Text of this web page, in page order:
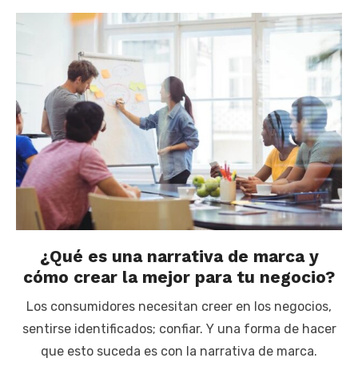
¿Qué es una narrativa de marca y
cómo crear la mejor para tu negocio?
Los consumidores necesitan creer en los negocios,
sentirse identificados; confiar. Y una forma de hacer
que esto suceda es con la narrativa de marca.